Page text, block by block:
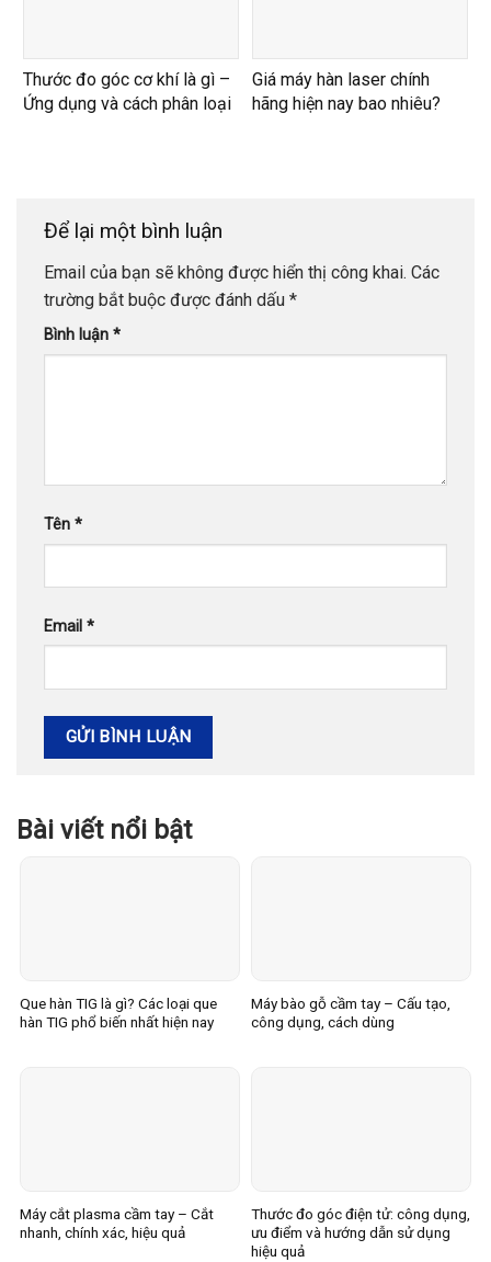
Thước đo góc cơ khí là gì –
Ứng dụng và cách phân loại
Giá máy hàn laser chính
hãng hiện nay bao nhiêu?
Để lại một bình luận
Email của bạn sẽ không được hiển thị công khai. Các
trường bắt buộc được đánh dấu *
Bình luận *
Tên *
Email *
Bài viết nổi bật
Que hàn TIG là gì? Các loại que
hàn TIG phổ biến nhất hiện nay
Máy bào gỗ cầm tay – Cấu tạo,
công dụng, cách dùng
Máy cắt plasma cầm tay – Cắt
nhanh, chính xác, hiệu quả
Thước đo góc điện tử: công dụng,
ưu điểm và hướng dẫn sử dụng
hiệu quả